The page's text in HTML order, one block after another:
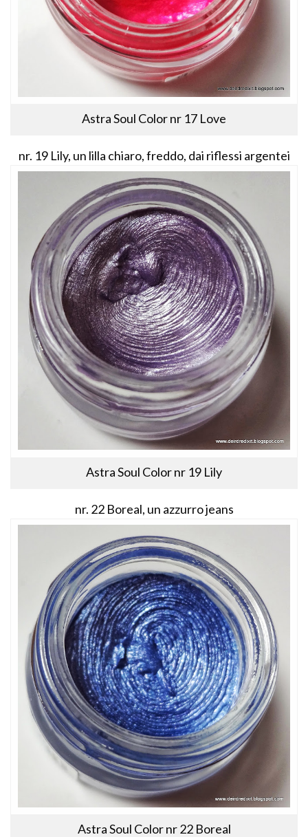
Astra Soul Color nr 17 Love
nr. 19 Lily, un lilla chiaro, freddo, dai riflessi argentei
Astra Soul Color nr 19 Lily
nr. 22 Boreal, un azzurro jeans
Astra Soul Color nr 22 Boreal